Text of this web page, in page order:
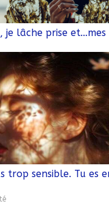
lâche prise et…mes
trop sensible. Tu es